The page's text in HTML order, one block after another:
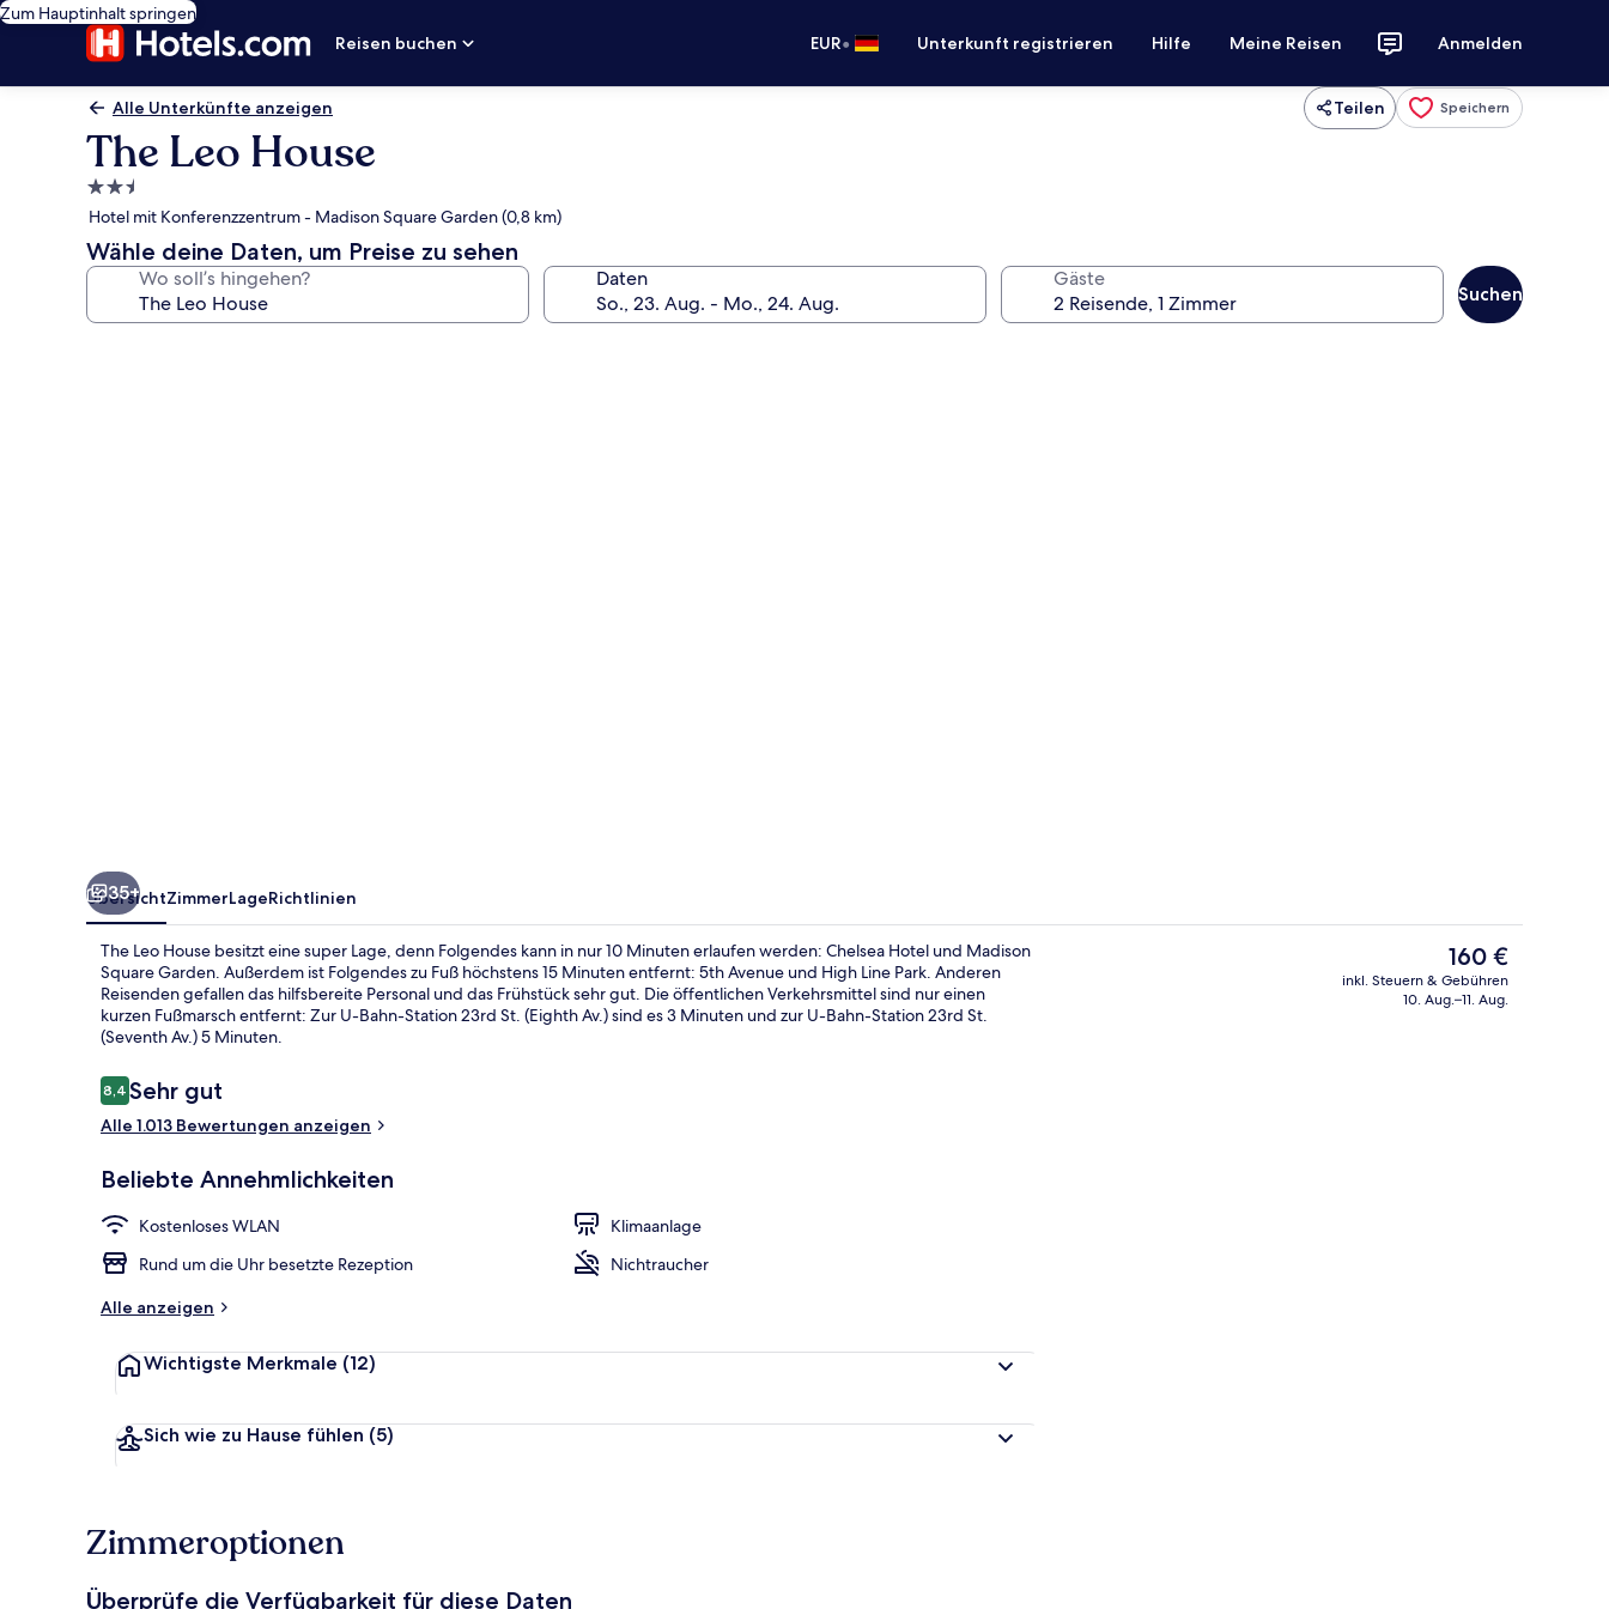
Zum Hauptinhalt springen
Reisen buchen
EUR• Unterkunft registrieren Hilfe Meine Reisen Anmelden
Alle Unterkünfte anzeigen Teilen Speichern
The Leo House
2.5-
Sterne-
Unterkunft
Hotel mit Konferenzzentrum - Madison Square Garden (0,8 km)
Wähle deine Daten, um Preise zu sehen
Wo soll’s hingehen? Daten Gäste
Suchen
Außenbereich Ausblick vom Zimmer
35+
ÜbersichtZimmerLageRichtlinien
The Leo House besitzt eine super Lage, denn Folgendes kann in nur 10 Minuten erlaufen werden: Chelsea Hotel und Madison
Square Garden. Außerdem ist Folgendes zu Fuß höchstens 15 Minuten entfernt: 5th Avenue und High Line Park. Anderen
Reisenden gefallen das hilfsbereite Personal und das Frühstück sehr gut. Die öffentlichen Verkehrsmittel sind nur einen
kurzen Fußmarsch entfernt: Zur U-Bahn-Station 23rd St. (Eighth Av.) sind es 3 Minuten und zur U-Bahn-Station 23rd St.
(Seventh Av.) 5 Minuten.
Bewertungen
8,48,4 von 10.
Sehr gut
Alle 1.013 Bewertungen anzeigen
Beliebte Annehmlichkeiten
Kostenloses WLAN
Klimaanlage
Rund um die Uhr besetzte Rezeption
Nichtraucher
Alle anzeigen
Wichtigste Merkmale (12)
Sich wie zu Hause fühlen (5)
Der
aktuelle
Preis
160 €
inkl. Steuern & Gebühren
10. Aug.–11. Aug.
Zimmeroptionen
Überprüfe die Verfügbarkeit für diese Daten